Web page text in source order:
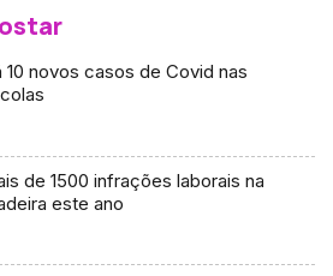
10 novos casos de Covid nas
de 1500 infrações laborais na
este ano